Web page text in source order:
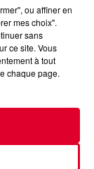
ou affiner en
mes choix".
sans
ce site. Vous
à tout
chaque page.